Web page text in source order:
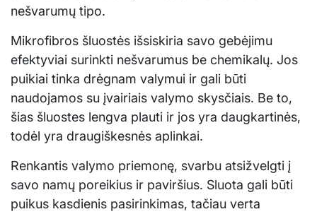
nešvarumų tipo.
Mikrofibros šluostės išsiskiria savo gebėjimu
efektyviai surinkti nešvarumus be chemikalų. Jos
puikiai tinka drėgnam valymui ir gali būti
naudojamos su įvairiais valymo skysčiais. Be to,
šias šluostes lengva plauti ir jos yra daugkartinės,
todėl yra draugiškesnės aplinkai.
Renkantis valymo priemonę, svarbu atsižvelgti į
savo namų poreikius ir paviršius. Sluota gali būti
puikus kasdienis pasirinkimas, tačiau verta